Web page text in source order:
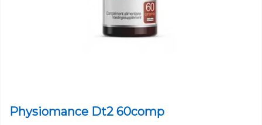
Physiomance Dt2 60comp